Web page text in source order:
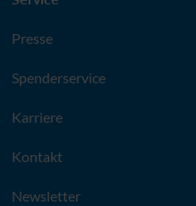
Presse
Spenderservice
Karriere
Kontakt
Newsletter